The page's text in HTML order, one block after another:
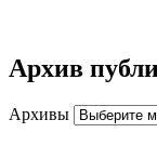
Архив
Архивы